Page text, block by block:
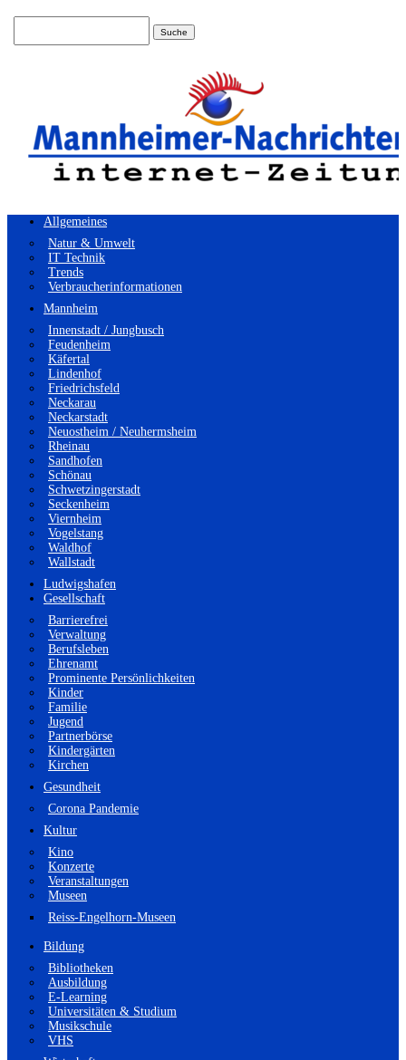
Allgemeines
Natur & Umwelt
IT Technik
Trends
Verbraucherinformationen
Mannheim
Innenstadt / Jungbusch
Feudenheim
Käfertal
Lindenhof
Friedrichsfeld
Neckarau
Neckarstadt
Neuostheim / Neuhermsheim
Rheinau
Sandhofen
Schönau
Schwetzingerstadt
Seckenheim
Viernheim
Vogelstang
Waldhof
Wallstadt
Ludwigshafen
Gesellschaft
Barrierefrei
Verwaltung
Berufsleben
Ehrenamt
Prominente Persönlichkeiten
Kinder
Familie
Jugend
Partnerbörse
Kindergärten
Kirchen
Gesundheit
Corona Pandemie
Kultur
Kino
Konzerte
Veranstaltungen
Museen
Reiss-Engelhorn-Museen
Bildung
Bibliotheken
Ausbildung
E-Learning
Universitäten & Studium
Musikschule
VHS